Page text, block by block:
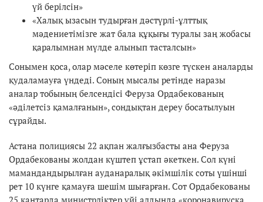
үй берілсін»
«Халық ызасын тудырған дәстүрлі-ұлттық
мәдениетімізге жат бала құқығы туралы заң жобасы
қаралымнан мүлде алынып тасталсын»
Сонымен қоса, олар мәселе көтеріп көзге түскен аналарды
қудаламауға үндеді. Соның мысалы ретінде наразы
аналар тобының белсендісі Феруза Ордабекованың
«әділетсіз қамалғанын», сондықтан дереу босатылуын
сұрайды.
Астана полициясы 22 ақпан жалғызбасты ана Феруза
Ордабекованы жолдан күштеп ұстап әкеткен. Сол күні
мамандандырылған ауданаралық әкімшілік соты үшінші
рет 10 күнге қамауға шешім шығарған. Сот Ордабекованы